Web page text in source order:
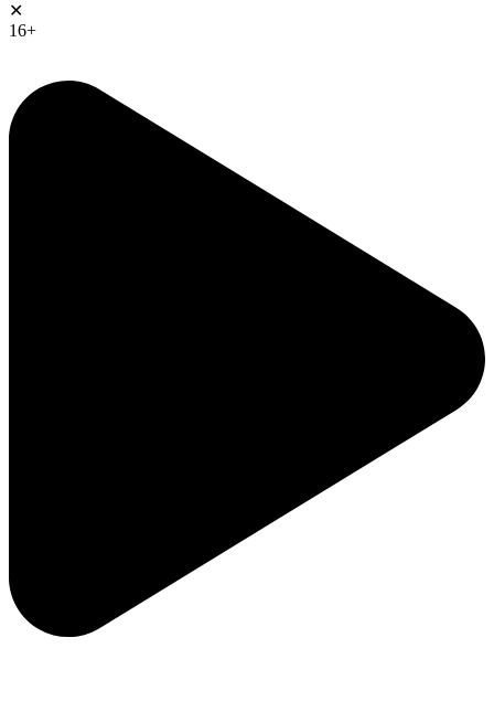
✕
16+